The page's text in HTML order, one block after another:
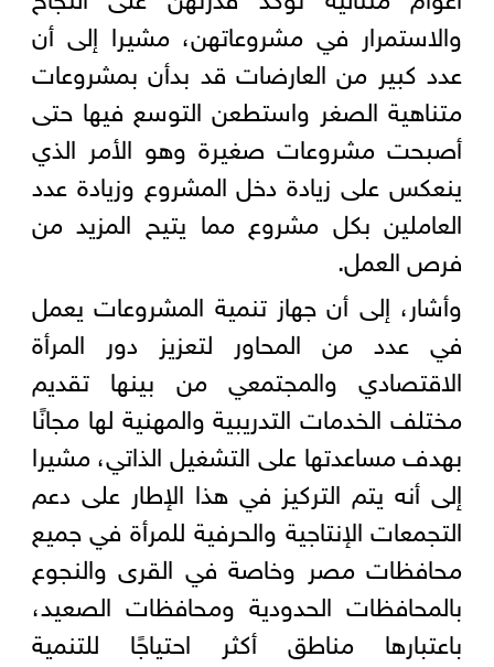
والاستمرار في مشروعاتهن، مشيرا إلى أن
عدد كبير من العارضات قد بدأن بمشروعات
متناهية الصغر واستطعن التوسع فيها حتى
أصبحت مشروعات صغيرة وهو الأمر الذي
ينعكس على زيادة دخل المشروع وزيادة عدد
العاملين بكل مشروع مما يتيح المزيد من
فرص العمل.
وأشار، إلى أن جهاز تنمية المشروعات يعمل
في عدد من المحاور لتعزيز دور المرأة
الاقتصادي والمجتمعي من بينها تقديم
مختلف الخدمات التدريبية والمهنية لها مجانًا
بهدف مساعدتها على التشغيل الذاتي، مشيرا
إلى أنه يتم التركيز في هذا الإطار على دعم
التجمعات الإنتاجية والحرفية للمرأة في جميع
محافظات مصر وخاصة في القرى والنجوع
بالمحافظات الحدودية ومحافظات الصعيد،
باعتبارها مناطق أكثر احتياجًا للتنمية